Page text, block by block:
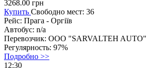
3268.00 грн
Купить Свободно мест: 36
Рейс: Прага - Оргіїв
Автобус: n/a
Перевозчик: ООО "SARVALTEH AUTO"
Регулярность: 97%
Подробно >>
12:30